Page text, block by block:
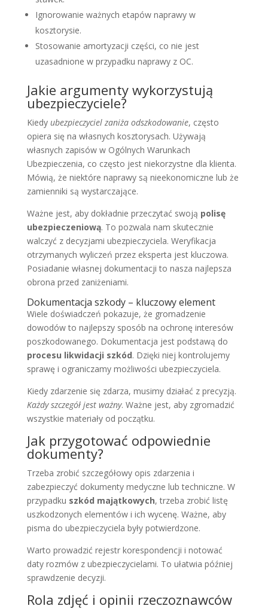
Ignorowanie ważnych etapów naprawy w
kosztorysie.
Stosowanie amortyzacji części, co nie jest
uzasadnione w przypadku naprawy z OC.
Jakie argumenty wykorzystują
ubezpieczyciele?
Kiedy ubezpieczyciel zaniża odszkodowanie, często
opiera się na własnych kosztorysach. Używają
własnych zapisów w Ogólnych Warunkach
Ubezpieczenia, co często jest niekorzystne dla klienta.
Mówią, że niektóre naprawy są nieekonomiczne lub że
zamienniki są wystarczające.
Ważne jest, aby dokładnie przeczytać swoją polisę
ubezpieczeniową. To pozwala nam skutecznie
walczyć z decyzjami ubezpieczyciela. Weryfikacja
otrzymanych wyliczeń przez eksperta jest kluczowa.
Posiadanie własnej dokumentacji to nasza najlepsza
obrona przed zaniżeniami.
Dokumentacja szkody – kluczowy element
Wiele doświadczeń pokazuje, że gromadzenie
dowodów to najlepszy sposób na ochronę interesów
poszkodowanego. Dokumentacja jest podstawą do
procesu likwidacji szkód. Dzięki niej kontrolujemy
sprawę i ograniczamy możliwości ubezpieczyciela.
Kiedy zdarzenie się zdarza, musimy działać z precyzją.
Każdy szczegół jest ważny. Ważne jest, aby zgromadzić
wszystkie materiały od początku.
Jak przygotować odpowiednie
dokumenty?
Trzeba zrobić szczegółowy opis zdarzenia i
zabezpieczyć dokumenty medyczne lub techniczne. W
przypadku szkód majątkowych, trzeba zrobić listę
uszkodzonych elementów i ich wycenę. Ważne, aby
pisma do ubezpieczyciela były potwierdzone.
Warto prowadzić rejestr korespondencji i notować
daty rozmów z ubezpieczycielami. To ułatwia później
sprawdzenie decyzji.
Rola zdjęć i opinii rzeczoznawców